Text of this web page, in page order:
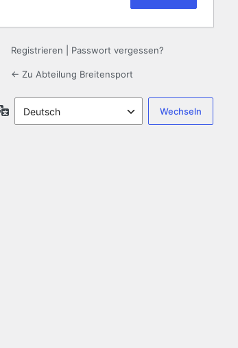
Registrieren Passwort vergessen?
← Zu Abteilung Breitensport
Sprache